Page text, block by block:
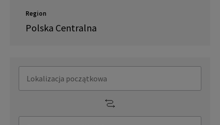
Region
Polska Centralna